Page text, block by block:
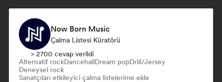
Now Born Music
Çalma Listesi Küratörü
> 2700 cevap verildi
Alternatif rockDancehallDream popDrill/Jersey
Deneysel rock
Sanatçıları etkileyici çalma listelerime ekle